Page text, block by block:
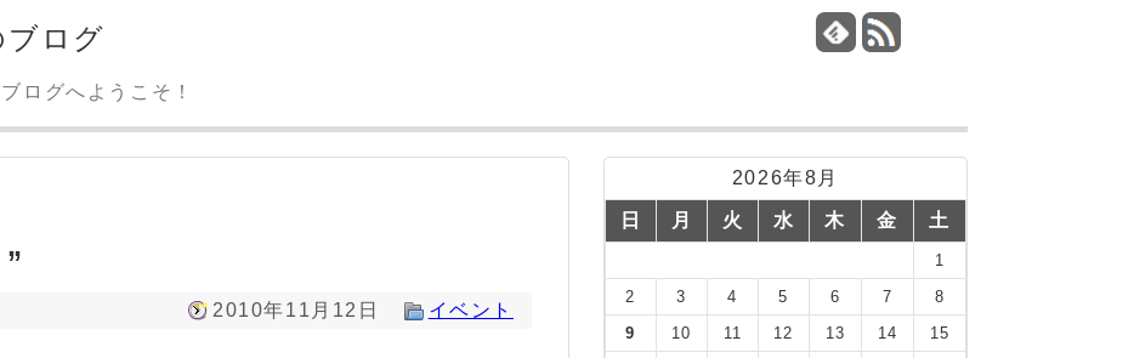
ブログ
ログへようこそ！
2010年11月12日 イベント
2026年8月
日 月 火 水 木 金 土
1
2
3 4 5 6 7
8
9
10 11 12 13 14
15